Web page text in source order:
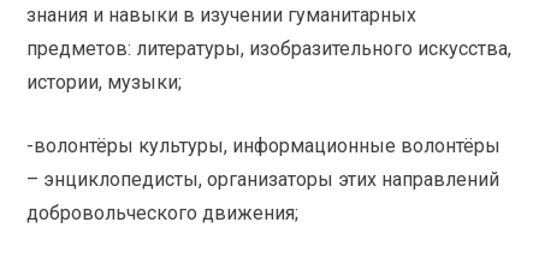
знания и навыки в изучении гуманитарных
предметов: литературы, изобразительного искусства,
истории, музыки;
-волонтёры культуры, информационные волонтёры
– энциклопедисты, организаторы этих направлений
добровольческого движения;